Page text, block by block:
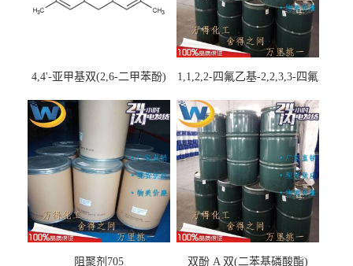
4,4'-亚甲基双(2,6-二甲苯酚)
1,1,2,2-四氟乙基-2,2,3,3-四氟
阻聚剂705 双酚 A 双(二苯基磷酸酯)